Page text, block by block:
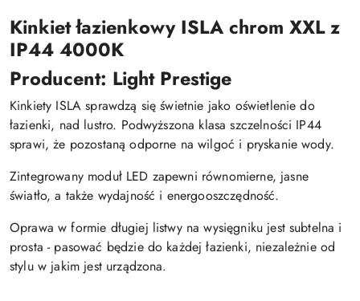
Kinkiet łazienkowy ISLA chrom XXL z
IP44 4000K
Producent: Light Prestige
Kinkiety ISLA sprawdzą się świetnie jako oświetlenie do
łazienki, nad lustro. Podwyższona klasa szczelności IP44
sprawi, że pozostaną odporne na wilgoć i pryskanie wody.
Zintegrowany moduł LED zapewni równomierne, jasne
światło, a także wydajność i energooszczędność.
Oprawa w formie długiej listwy na wysięgniku jest subtelna i
prosta - pasować będzie do każdej łazienki, niezależnie od
stylu w jakim jest urządzona.